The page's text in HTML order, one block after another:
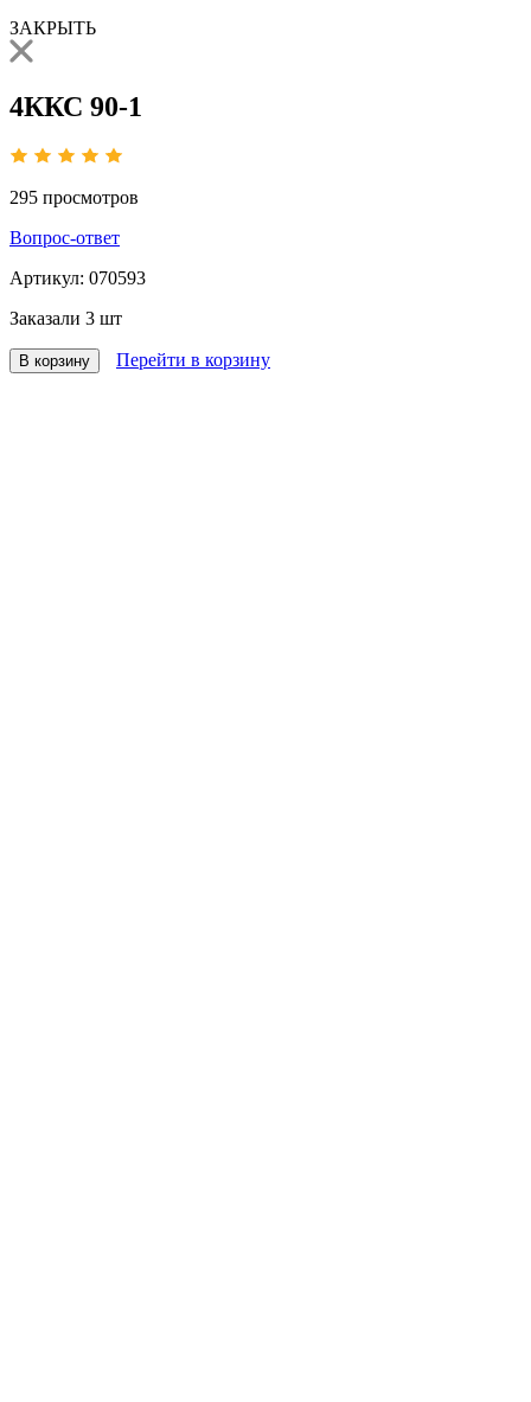
ЗАКРЫТЬ
4ККС 90-1
295 просмотров
Вопрос-ответ
Артикул: 070593
Заказали 3 шт
В корзину Перейти в корзину